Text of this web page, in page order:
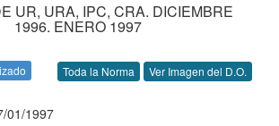
UR, URA, IPC, CRA. DICIEMBRE
1996. ENERO 1997
Toda la Norma Ver Imagen del D.O.
01/1997